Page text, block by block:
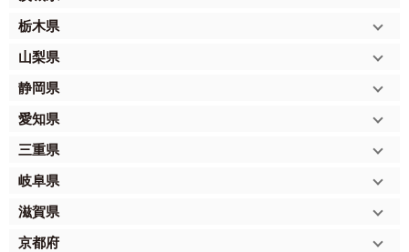
栃木県
山梨県
静岡県
愛知県
三重県
岐阜県
滋賀県
京都府